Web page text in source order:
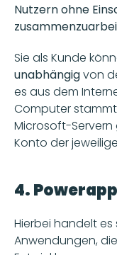
Nutzern ohne
Sie als Kunde
unabhängig von
es aus dem
Computer
Microsoft-
Konto der
4.
Hierbei handelt es
Anwendungen,